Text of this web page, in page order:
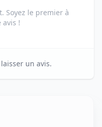
Soyez le premier à
avis !
un avis.